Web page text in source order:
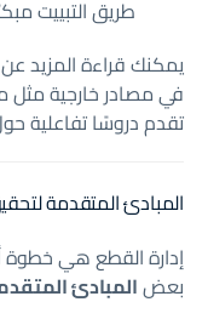
طريق التبييت
يمكنك قراءة المزيد عن
في مصادر خارجية
تقدم دروسًا تفاعلية
المبادئ المتقدمة
إدارة القطع هي خطوة
بعضالمبادئ